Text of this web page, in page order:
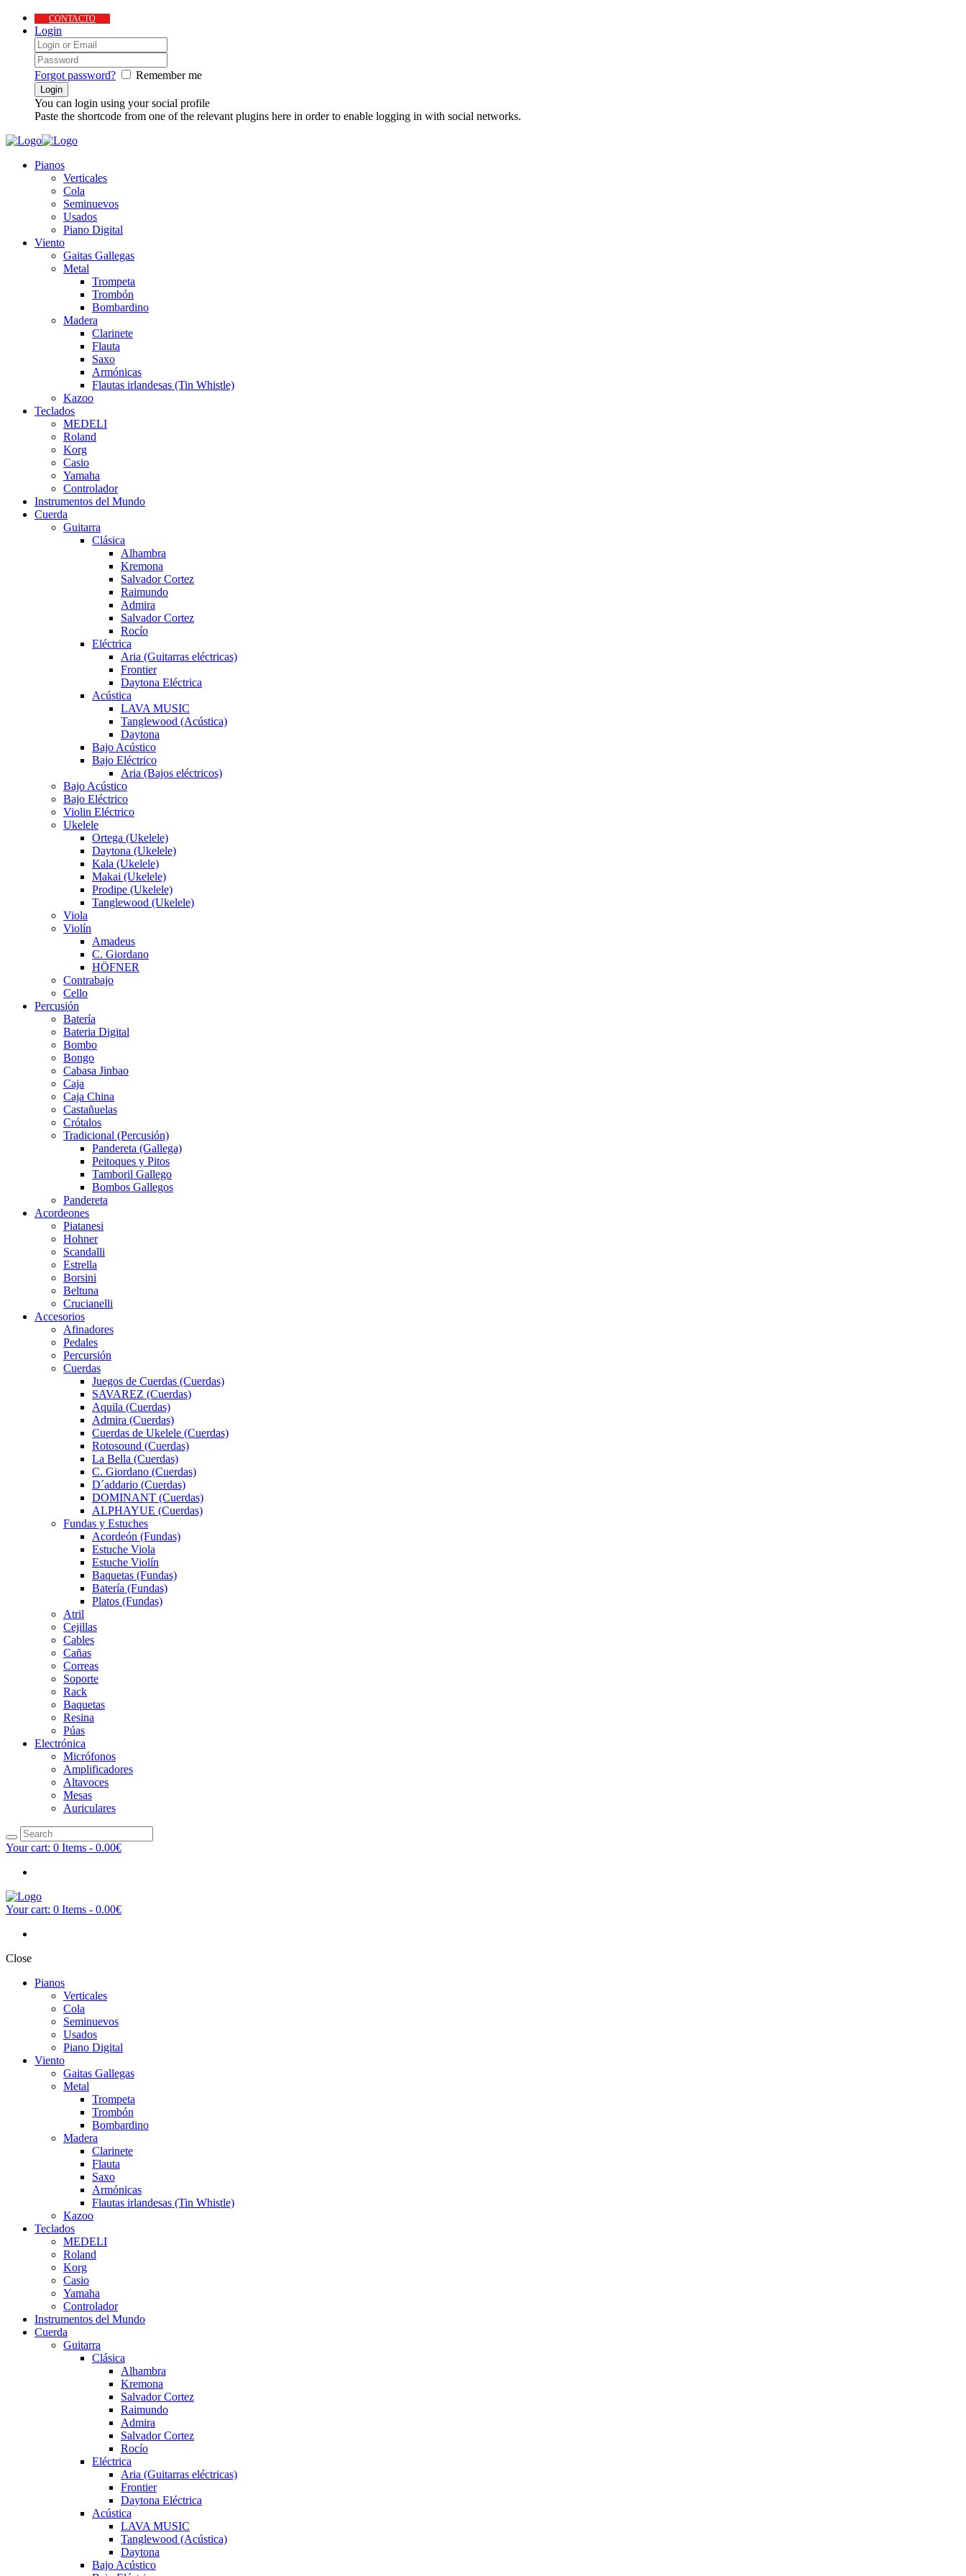
CONTACTO
Login
Forgot password? Remember me
You can login using your social profile
Paste the shortcode from one of the relevant plugins here in order to enable logging in with social networks.
Pianos
Verticales
Cola
Seminuevos
Usados
Piano Digital
Viento
Gaitas Gallegas
Metal
Trompeta
Trombón
Bombardino
Madera
Clarinete
Flauta
Saxo
Armónicas
Flautas irlandesas (Tin Whistle)
Kazoo
Teclados
MEDELI
Roland
Korg
Casio
Yamaha
Controlador
Instrumentos del Mundo
Cuerda
Guitarra
Clásica
Alhambra
Kremona
Salvador Cortez
Raimundo
Admira
Salvador Cortez
Rocío
Eléctrica
Aria (Guitarras eléctricas)
Frontier
Daytona Eléctrica
Acústica
LAVA MUSIC
Tanglewood (Acústica)
Daytona
Bajo Acústico
Bajo Eléctrico
Aria (Bajos eléctricos)
Bajo Acústico
Bajo Eléctrico
Violin Eléctrico
Ukelele
Ortega (Ukelele)
Daytona (Ukelele)
Kala (Ukelele)
Makai (Ukelele)
Prodipe (Ukelele)
Tanglewood (Ukelele)
Viola
Violín
Amadeus
C. Giordano
HÖFNER
Contrabajo
Cello
Percusión
Batería
Bateria Digital
Bombo
Bongo
Cabasa Jinbao
Caja
Caja China
Castañuelas
Crótalos
Tradicional (Percusión)
Pandereta (Gallega)
Peitoques y Pitos
Tamboril Gallego
Bombos Gallegos
Pandereta
Acordeones
Piatanesi
Hohner
Scandalli
Estrella
Borsini
Beltuna
Crucianelli
Accesorios
Afinadores
Pedales
Percursión
Cuerdas
Juegos de Cuerdas (Cuerdas)
SAVAREZ (Cuerdas)
Aquila (Cuerdas)
Admira (Cuerdas)
Cuerdas de Ukelele (Cuerdas)
Rotosound (Cuerdas)
La Bella (Cuerdas)
C. Giordano (Cuerdas)
D´addario (Cuerdas)
DOMINANT (Cuerdas)
ALPHAYUE (Cuerdas)
Fundas y Estuches
Acordeón (Fundas)
Estuche Viola
Estuche Violín
Baquetas (Fundas)
Batería (Fundas)
Platos (Fundas)
Atril
Cejillas
Cables
Cañas
Correas
Soporte
Rack
Baquetas
Resina
Púas
Electrónica
Micrófonos
Amplificadores
Altavoces
Mesas
Auriculares
Your cart: 0 Items - 0.00€
Your cart: 0 Items - 0.00€
Close
Pianos
Verticales
Cola
Seminuevos
Usados
Piano Digital
Viento
Gaitas Gallegas
Metal
Trompeta
Trombón
Bombardino
Madera
Clarinete
Flauta
Saxo
Armónicas
Flautas irlandesas (Tin Whistle)
Kazoo
Teclados
MEDELI
Roland
Korg
Casio
Yamaha
Controlador
Instrumentos del Mundo
Cuerda
Guitarra
Clásica
Alhambra
Kremona
Salvador Cortez
Raimundo
Admira
Salvador Cortez
Rocío
Eléctrica
Aria (Guitarras eléctricas)
Frontier
Daytona Eléctrica
Acústica
LAVA MUSIC
Tanglewood (Acústica)
Daytona
Bajo Acústico